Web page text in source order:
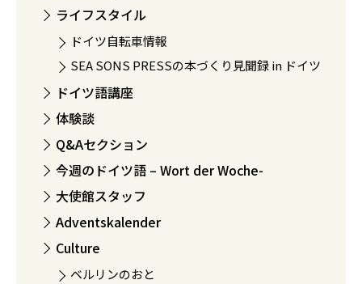
ライフスタイル
ドイツ自転車情報
SEA SONS PRESSの本づくり見聞録 in ドイツ
ドイツ語講座
体験談
Q&Aセクション
今週のドイツ語 – Wort der Woche-
大使館スタッフ
Adventskalender
Culture
ベルリンのおと